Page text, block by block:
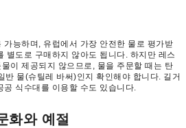
가능하며, 유럽에서 가장 안전한 물로 평가받
별도로 구매하지 않아도 됩니다. 하지만 레스
이 제공되지 않으므로, 물을 주문할 때는 탄
반 물(슈틸레 바써)인지 확인해야 합니다. 길거
공 식수대를 이용할 수도 있습니다.
화와 예절